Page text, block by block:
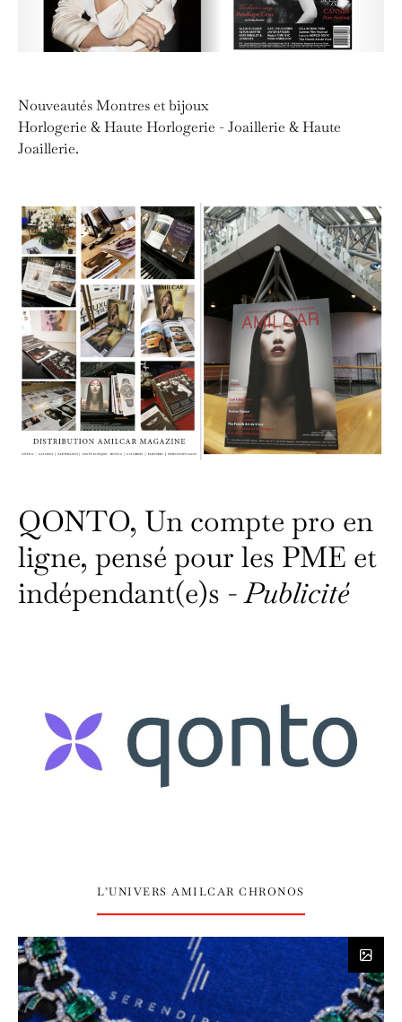
Nouveautés Montres et bijoux
Horlogerie & Haute Horlogerie - Joaillerie & Haute
Joaillerie.
QONTO, Un compte pro en
ligne, pensé pour les PME et
indépendant(e)s -Publicité
L’UNIVERS AMILCAR CHRONOS